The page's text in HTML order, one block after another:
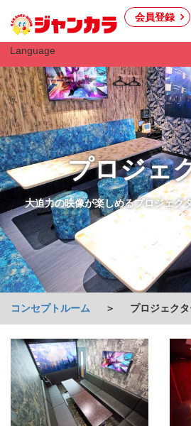
会員登録
Language
プロジェ
大迫力の映像が楽しめるプロジェク
コンセプトルーム ＞ プロジェク